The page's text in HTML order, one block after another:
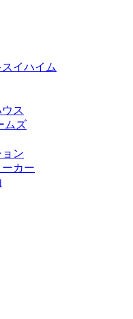
イハイム
ス
ムズ
ン
カー